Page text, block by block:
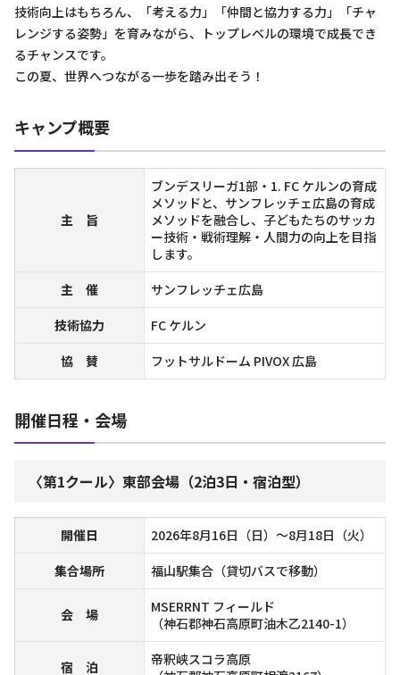
技術向上はもちろん、「考える力」「仲間と協力する力」「チャ
レンジする姿勢」を育みながら、トップレベルの環境で成長でき
るチャンスです。
この夏、世界へつながる一歩を踏み出そう！
キャンプ概要
主 旨
ブンデスリーガ1部・1. FC ケルンの育成
メソッドと、サンフレッチェ広島の育成
メソッドを融合し、子どもたちのサッカ
ー技術・戦術理解・人間力の向上を目指
します。
主 催
サンフレッチェ広島
技術協力
FC ケルン
協 賛
フットサルドーム PIVOX 広島
開催日程・会場
〈第1クール〉東部会場（2泊3日・宿泊型）
開催日
2026年8月16日（日）～8月18日（火）
集合場所
福山駅集合（貸切バスで移動）
会 場
MSERRNT フィールド
（神石郡神石高原町油木乙2140-1）
宿 泊
帝釈峡スコラ高原